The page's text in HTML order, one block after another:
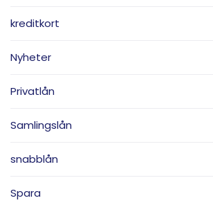
kreditkort
Nyheter
Privatlån
Samlingslån
snabblån
Spara